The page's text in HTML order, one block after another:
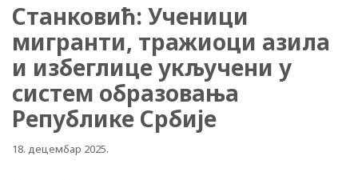
Станковић: Ученици
мигранти, тражиоци азила
и избеглице укључени у
систем образовања
Републике Србије
18. децембар 2025.